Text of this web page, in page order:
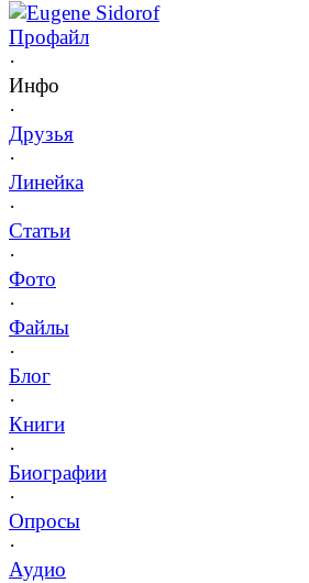
Eugene Sidorof
Профайл
·
Инфо
·
Друзья
·
Линейка
·
Статьи
·
Фото
·
Файлы
·
Блог
·
Книги
·
Биографии
·
Опросы
·
Аудио